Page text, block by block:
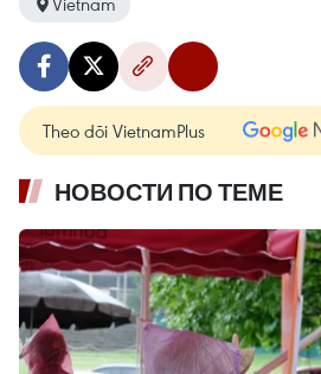
Theo dõi VietnamPlus
НОВОСТИ ПО ТЕМЕ